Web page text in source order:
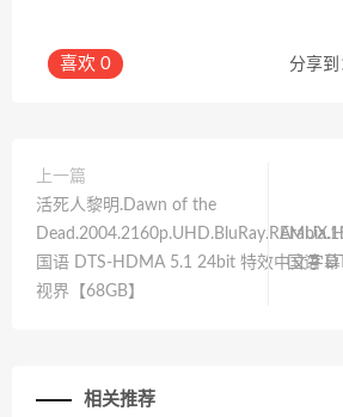
喜欢 0 分享到
上一篇
活死人黎明.Dawn of the
国语 DTS-HDMA 5.1 24bit 特效中文字幕
视界【68GB】
国语
相关推荐